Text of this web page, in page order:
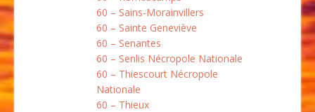
60 – Sains-Morainvillers
60 – Sainte Geneviève
60 – Senantes
60 – Senlis Nécropole Nationale
60 – Thiescourt Nécropole
Nationale
60 – Thieux